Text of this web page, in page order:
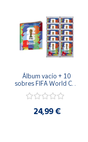
Álbum vacío + 10
sobres FIFA World Cup
Colección Oficial
24,99 €